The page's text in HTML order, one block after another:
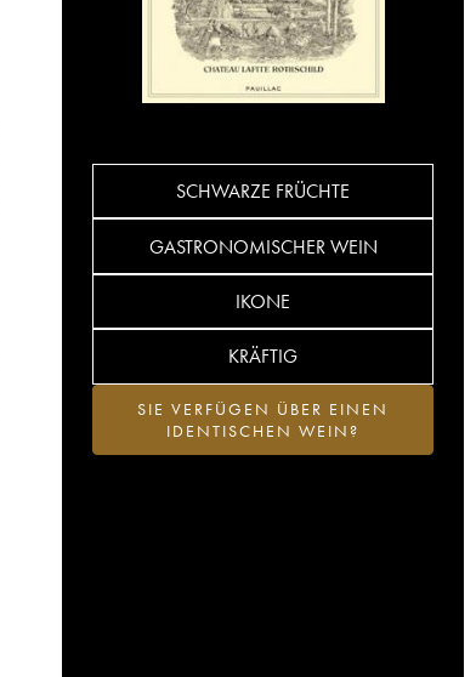
SCHWARZE FRÜCHTE
GASTRONOMISCHER WEIN
IKONE
KRÄFTIG
SIE VERFÜGEN ÜBER EINEN
IDENTISCHEN WEIN?